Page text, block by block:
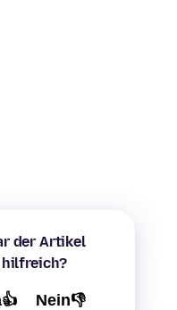
der Artikel
hilfreich?
Nein👎